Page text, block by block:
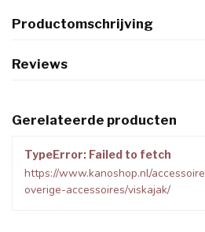
Productomschrijving
Reviews
Gerelateerde producten
TypeError: Failed to fetch
https://www.kanoshop.nl/
overige-accessoires/viskajak/